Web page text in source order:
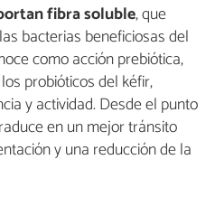
fibra soluble, que
bacterias beneficiosas del
como acción prebiótica,
probióticos del kéfir,
y actividad. Desde el punto
en un mejor tránsito
y una reducción de la